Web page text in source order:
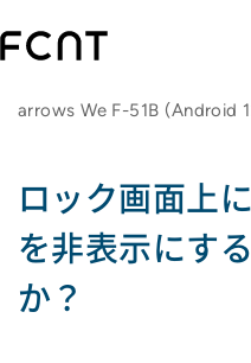
arrows We F-51B (Android
ロック画面上
を非表示にす
か？